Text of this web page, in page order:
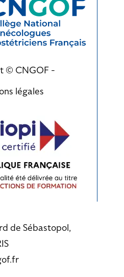
© CNGOF -
légales
de Sébastopol,